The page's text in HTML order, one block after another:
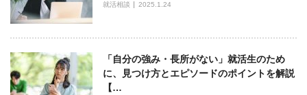
就活相談 2025.1.24
「自分の強み・長所がない」就活生のため
に、見つけ方とエピソードのポイントを解説
【…